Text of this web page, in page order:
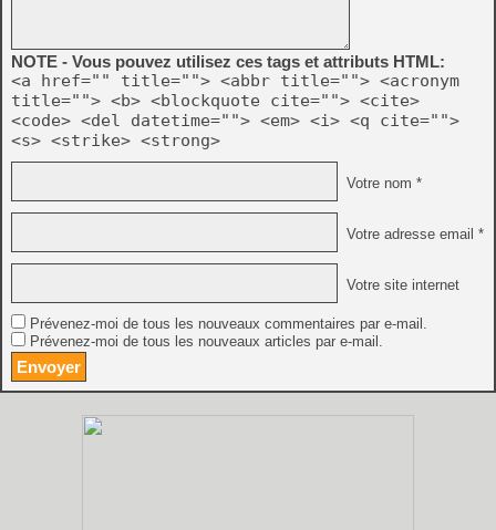
NOTE - Vous pouvez utilisez ces tags et attributs HTML:
<a href="" title=""> <abbr title=""> <acronym
title=""> <b> <blockquote cite=""> <cite>
<code> <del datetime=""> <em> <i> <q cite="">
<s> <strike> <strong>
Votre nom *
Votre adresse email *
Votre site internet
Prévenez-moi de tous les nouveaux commentaires par e-mail.
Prévenez-moi de tous les nouveaux articles par e-mail.